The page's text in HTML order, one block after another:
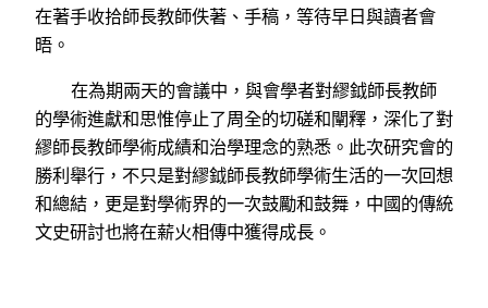
在著手收拾師長教師佚著、手稿，等待早日與讀者會
晤。
在為期兩天的會議中，與會學者對繆鉞師長教師
的學術進獻和思惟停止了周全的切磋和闡釋，深化了對
繆師長教師學術成績和治學理念的熟悉。此次研究會的
勝利舉行，不只是對繆鉞師長教師學術生活的一次回想
和總結，更是對學術界的一次鼓勵和鼓舞，中國的傳統
文史研討也將在薪火相傳中獲得成長。